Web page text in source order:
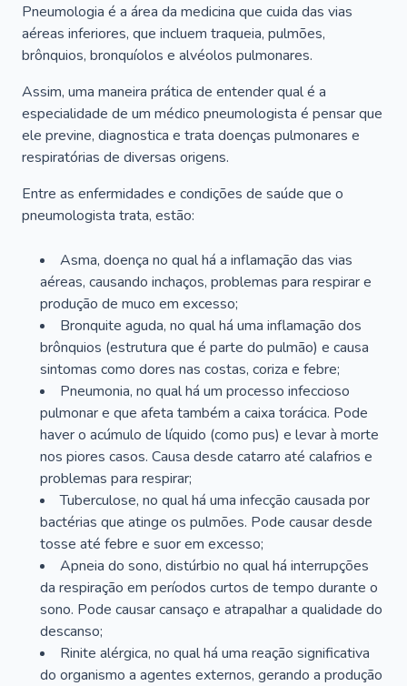
Pneumologia é a área da medicina que cuida das vias
aéreas inferiores, que incluem traqueia, pulmões,
brônquios, bronquíolos e alvéolos pulmonares.
Assim, uma maneira prática de entender qual é a
especialidade de um médico pneumologista é pensar que
ele previne, diagnostica e trata doenças pulmonares e
respiratórias de diversas origens.
Entre as enfermidades e condições de saúde que o
pneumologista trata, estão:
Asma, doença no qual há a inflamação das vias
aéreas, causando inchaços, problemas para respirar e
produção de muco em excesso;
Bronquite aguda, no qual há uma inflamação dos
brônquios (estrutura que é parte do pulmão) e causa
sintomas como dores nas costas, coriza e febre;
Pneumonia, no qual há um processo infeccioso
pulmonar e que afeta também a caixa torácica. Pode
haver o acúmulo de líquido (como pus) e levar à morte
nos piores casos. Causa desde catarro até calafrios e
problemas para respirar;
Tuberculose, no qual há uma infecção causada por
bactérias que atinge os pulmões. Pode causar desde
tosse até febre e suor em excesso;
Apneia do sono, distúrbio no qual há interrupções
da respiração em períodos curtos de tempo durante o
sono. Pode causar cansaço e atrapalhar a qualidade do
descanso;
Rinite alérgica, no qual há uma reação significativa
do organismo a agentes externos, gerando a produção